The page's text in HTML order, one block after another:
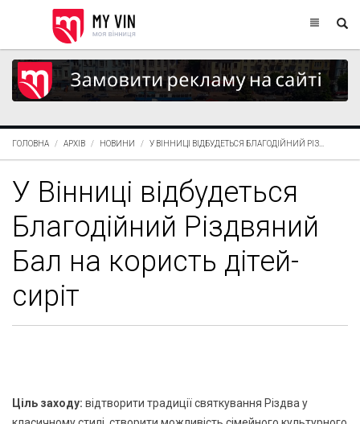
ГОЛОВНА АРХІВ НОВИНИ У ВІННИЦІ ВІДБУДЕТЬСЯ БЛАГОДІЙНИЙ РІЗ...
У Вінниці відбудеться
Благодійний Різдвяний
Бал на користь дітей-
сиріт
Ціль заходу: відтворити традиції святкування Різдва у